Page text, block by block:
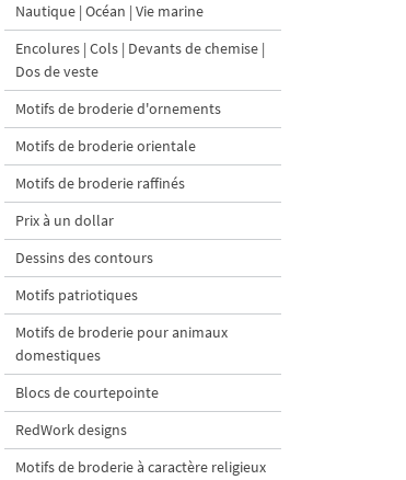
Nautique | Océan | Vie marine
Encolures | Cols | Devants de chemise |
Dos de veste
Motifs de broderie d'ornements
Motifs de broderie orientale
Motifs de broderie raffinés
Prix à un dollar
Dessins des contours
Motifs patriotiques
Motifs de broderie pour animaux
domestiques
Blocs de courtepointe
RedWork designs
Motifs de broderie à caractère religieux